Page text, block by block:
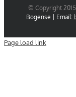
© Copyright 2015
Bogense | Email:
Page load link